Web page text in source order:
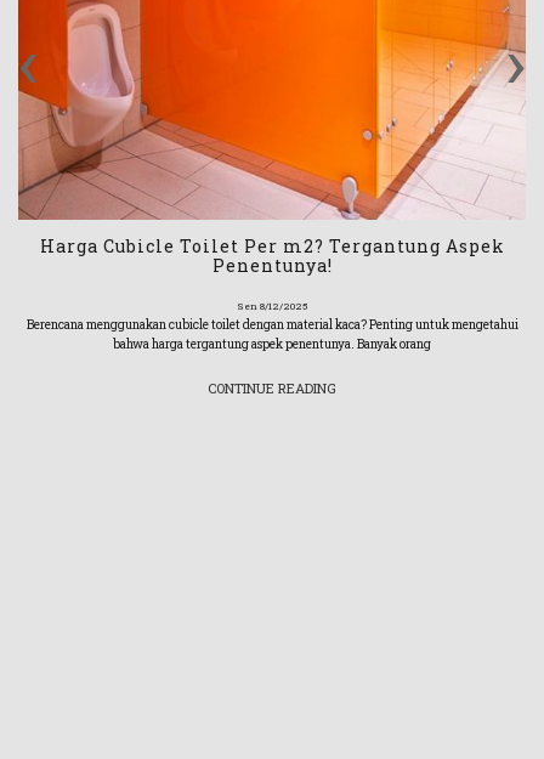
Harga Cubicle Toilet Per m2? Tergantung Aspek
Penentunya!
Sen 8/12/2025
Berencana menggunakan cubicle toilet dengan material kaca? Penting untuk mengetahui
bahwa harga tergantung aspek penentunya. Banyak orang
CONTINUE READING
‹ ›